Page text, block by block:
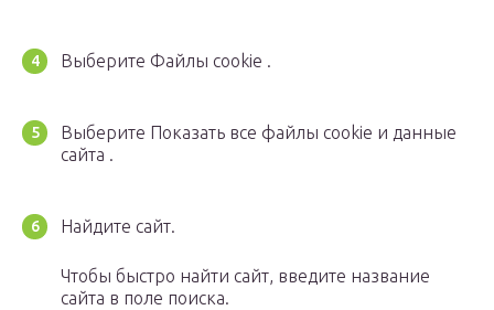
Выберите Файлы cookie .
Выберите Показать все файлы cookie и данные
сайта .
Найдите сайт.
Чтобы быстро найти сайт, введите название
сайта в поле поиска.